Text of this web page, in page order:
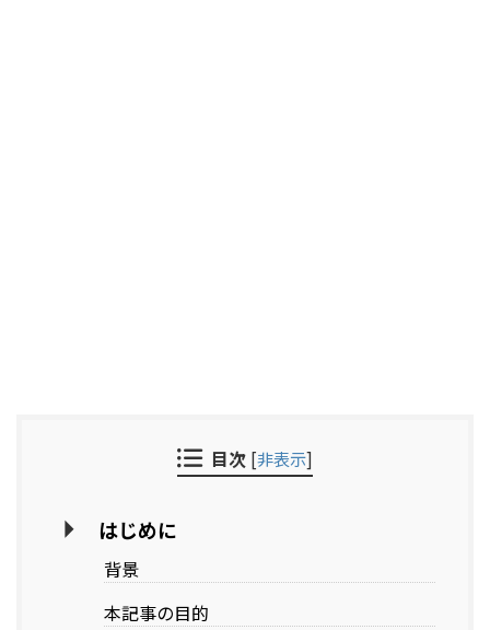
目次 [非表示]
はじめに
背景
本記事の目的